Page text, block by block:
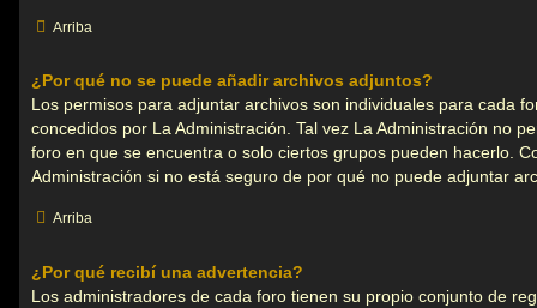
Arriba
¿Por qué no se puede añadir archivos adjuntos?
Los permisos para adjuntar archivos son individuales para cada
concedidos por La Administración. Tal vez La Administración no
foro en que se encuentra o solo ciertos grupos pueden hacerlo.
Administración si no está seguro de por qué no puede adjuntar
Arriba
¿Por qué recibí una advertencia?
Los administradores de cada foro tienen su propio conjunto de